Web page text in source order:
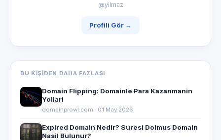
@yilmaz
Profili Gör →
BU KIŞIDEN DAHA FAZLASI
Domain Flipping: Domainle Para Kazanmanin
Yollari
domainprowl.com · 01 May 2026
Expired Domain Nedir? Suresi Dolmus Domain
Nasil Bulunur?